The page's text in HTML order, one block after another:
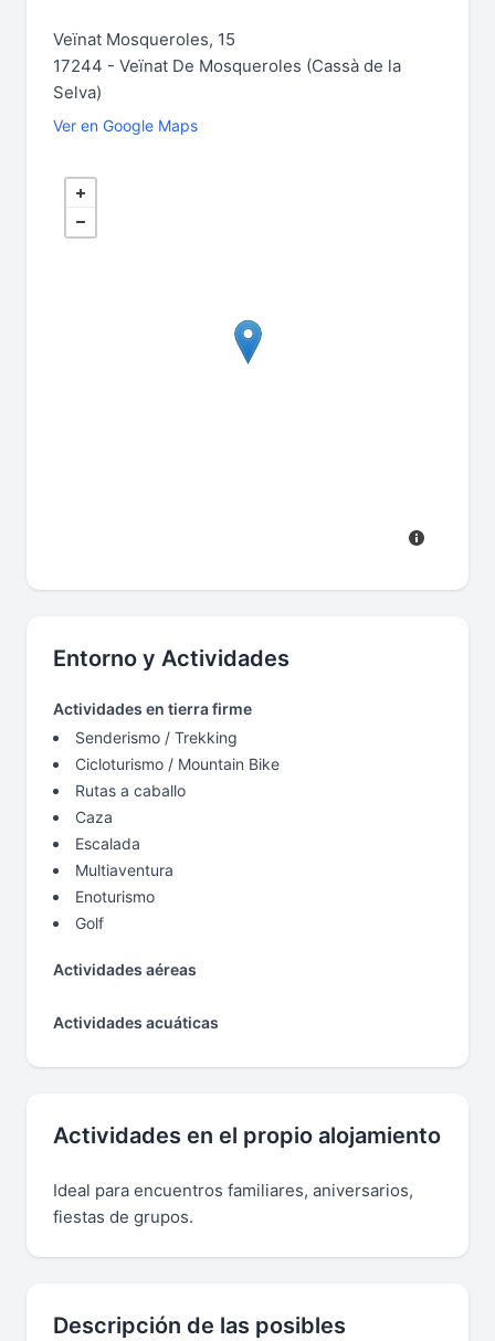
Veïnat Mosqueroles, 15
17244 - Veïnat De Mosqueroles (Cassà de la
Selva)
Ver en Google Maps
Entorno y Actividades
Actividades en tierra firme
Senderismo / Trekking
Cicloturismo / Mountain Bike
Rutas a caballo
Caza
Escalada
Multiaventura
Enoturismo
Golf
Actividades aéreas
Actividades acuáticas
Actividades en el propio alojamiento
Ideal para encuentros familiares, aniversarios,
fiestas de grupos.
Descripción de las posibles